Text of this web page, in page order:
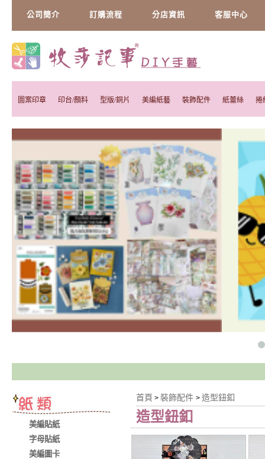
公司簡介 訂購流程 分店資訊 客服中心
圖案印章 印台/顏料 型版/銅片 美編紙藝 裝飾配件 紙蕾絲 捲
美編貼紙
字母貼紙
美編圖卡
首頁 > 裝飾配件 > 造型鈕釦
造型鈕釦